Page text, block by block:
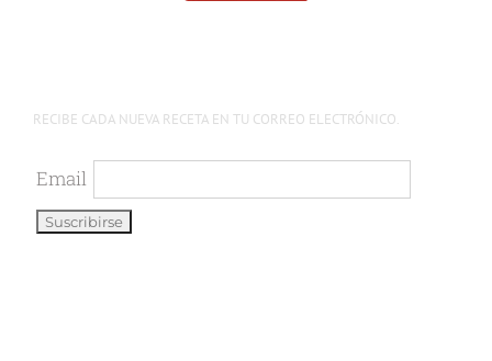
RECIBE CADA NUEVA RECETA EN TU CORREO ELECTRÓNICO.
Email